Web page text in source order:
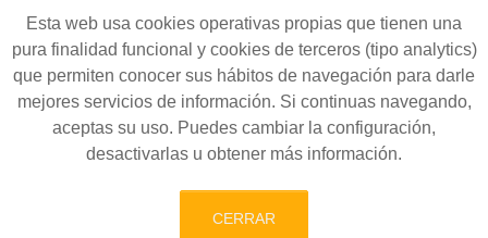
Esta web usa cookies operativas propias que tienen una
pura finalidad funcional y cookies de terceros (tipo analytics)
que permiten conocer sus hábitos de navegación para darle
mejores servicios de información. Si continuas navegando,
aceptas su uso. Puedes cambiar la configuración,
desactivarlas u obtener más información.
CERRAR